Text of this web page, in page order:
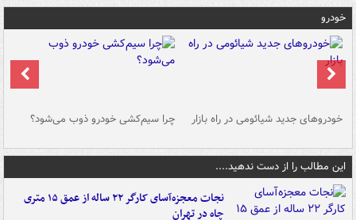
خودرو
خودروهای جدید شیائومی در راه بازار چرا سیم‌کشی خودرو ذوب می‌شود؟
این مطالب را از دست ندهید....
نجات معجزه‌آسای کارگر ۲۲ ساله از عمق ۱۵ متری
چاه در تهران